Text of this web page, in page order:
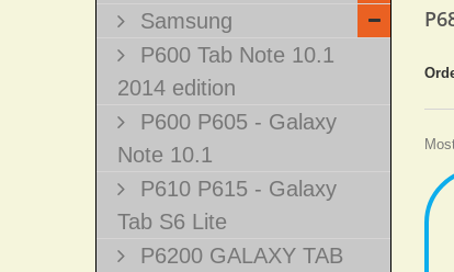
Samsung
P600 Tab Note 10.1
2014 edition
P600 P605 - Galaxy
Note 10.1
P610 P615 - Galaxy
Tab S6 Lite
P6200 GALAXY TAB